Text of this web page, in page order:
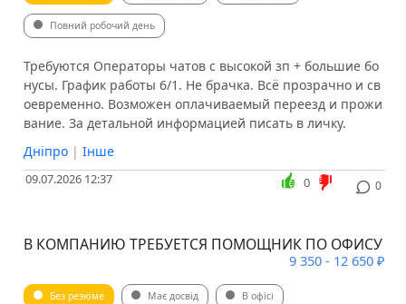
Повний робочий день
Требуются Операторы чатов с высокой зп + большие бо
нусы. График работы 6/1. Не брачка. Всё прозрачно и св
оевременно. Возможен оплачиваемый переезд и прожи
вание. За детальной информацией писать в личку.
Дніпро | Інше
09.07.2026 12:37 0
0
В КОМПАНИЮ ТРЕБУЕТСЯ ПОМОЩНИК ПО ОФИСУ
9 350 - 12 650 ₽
Без резюме Має досвід В офісі